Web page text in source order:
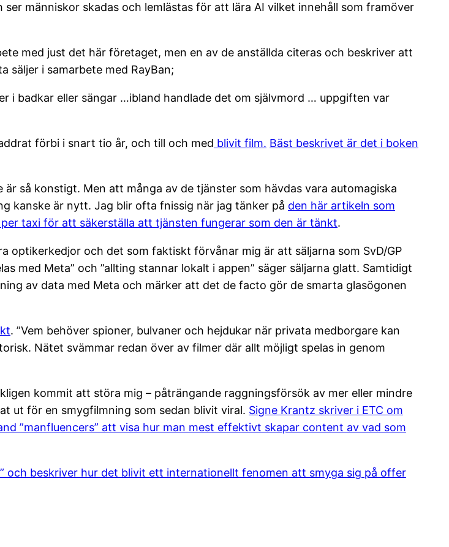
människor skadas och lemlästas för att lära AI vilket innehåll som framöver
med just det här företaget, men en av de anställda citeras och beskriver att
säljer i samarbete med RayBan;
i badkar eller sängar …ibland handlade det om självmord … uppgiften var
förbi i snart tio år, och till och med blivit film. Bäst beskrivet är det i boken
så konstigt. Men att många av de tjänster som hävdas vara automagiska
kanske är nytt. Jag blir ofta fnissig när jag tänker på den här artikeln som
taxi för att säkerställa att tjänsten fungerar som den är tänkt.
optikerkedjor och det som faktiskt förvånar mig är att säljarna som SvD/GP
med Meta” och ”allting stannar lokalt i appen” säger säljarna glatt. Samtidigt
av data med Meta och märker att det de facto gör de smarta glasögonen
. ”Vem behöver spioner, bulvaner och hejdukar när privata medborgare kan
Nätet svämmar redan över av filmer där allt möjligt spelas in genom
kommit att störa mig – påträngande raggningsförsök av mer eller mindre
ut för en smygfilmning som sedan blivit viral. Signe Krantz skriver i ETC om
”manfluencers” att visa hur man mest effektivt skapar content av vad som
och beskriver hur det blivit ett internationellt fenomen att smyga sig på offer